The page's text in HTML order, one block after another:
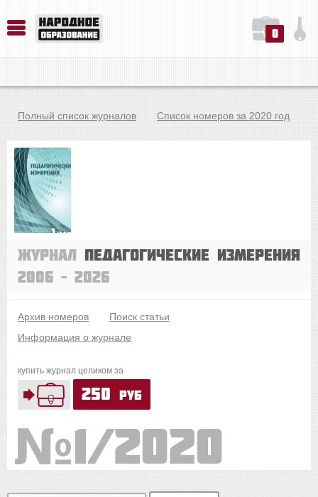
0
Полный список журналов Список номеров за 2020 год
Журнал Педагогические измерения
2006 – 2026
Архив номеров
Поиск статьи
Информация о журнале
купить журнал целиком за
250 руб
1/2020